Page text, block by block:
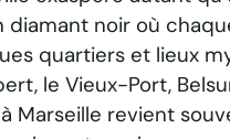
diamant noir où
quartiers et lieux
le Vieux-Port,
Marseille revient